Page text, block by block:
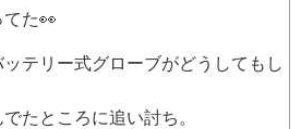
た👀
テリー式グローブがどうしてもし
たところに追い討ち。